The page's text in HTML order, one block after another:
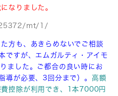
なりました。
mt/1/
方も、あきらめないでご相談
ですが、エムガルティ・アイモ
ました。ご都合の良い時にお
導が必要、3回分まで）。 高額
控除が利用でき、1本7000円